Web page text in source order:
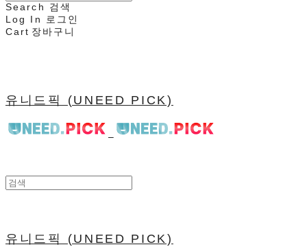
Search
검색
Log In
로그인
Cart 장바구니
유니드픽 (UNEED PICK)
유니드픽 (UNEED PICK)